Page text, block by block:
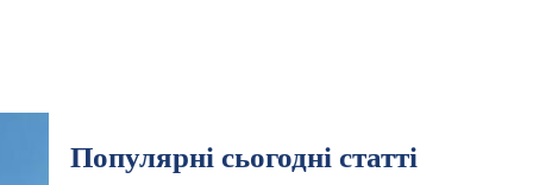
Популярні сьогодні статті